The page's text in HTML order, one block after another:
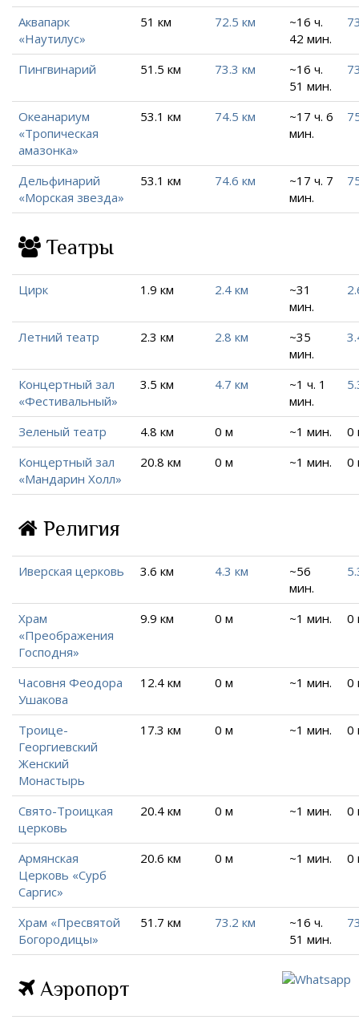
Аквапарк
«Наутилус»
51 км 72.5 км
~16 ч.
42 мин.
Пингвинарий 51.5 км 73.3 км
~16 ч.
51 мин.
Океанариум
«Тропическая
амазонка»
53.1 км 74.5 км
~17 ч. 6
мин.
Дельфинарий
«Морская звезда»
53.1 км 74.6 км
~17 ч. 7
мин.
Театры
Цирк 1.9 км 2.4 км
~31
мин.
Летний театр 2.3 км 2.8 км
~35
мин.
Концертный зал
«Фестивальный»
3.5 км 4.7 км
~1 ч. 1
мин.
Зеленый театр 4.8 км 0 м ~1 мин.
0
Концертный зал
«Мандарин Холл»
20.8 км 0 м ~1 мин. 0
Религия
Иверская церковь 3.6 км 4.3 км
~56
мин.
Храм
«Преображения
Господня»
9.9 км 0 м ~1 мин. 0
Часовня Феодора
Ушакова
12.4 км 0 м ~1 мин. 0
Троице-
Георгиевский
Женский
Монастырь
17.3 км 0 м ~1 мин. 0
Свято-Троицкая
церковь
20.4 км 0 м ~1 мин. 0
Армянская
Церковь «Сурб
Саргис»
20.6 км 0 м ~1 мин. 0
Храм «Пресвятой
Богородицы»
51.7 км 73.2 км
~16 ч.
51 мин.
Аэропорт